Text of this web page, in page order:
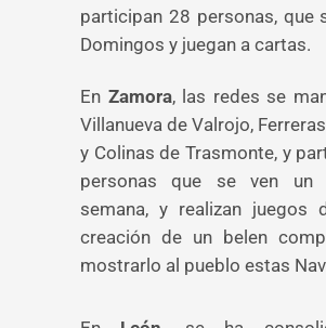
participan 28 personas, que
Domingos y juegan a cartas.
En Zamora, las redes se
Villanueva de Valrojo,
y Colinas de Trasmonte, y
personas que se ven
semana, y realizan juegos
creación de un belen
mostrarlo al pueblo estas